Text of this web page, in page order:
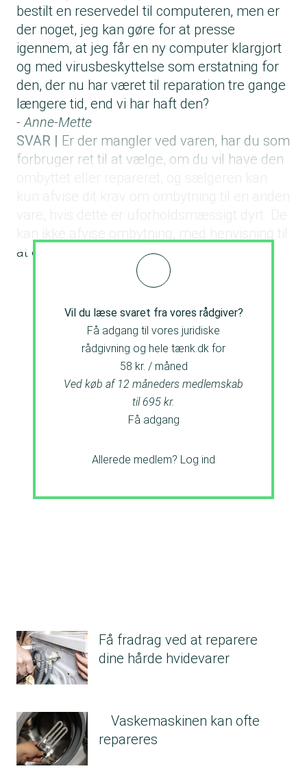
bestilt en reservedel til computeren, men er
der noget, jeg kan gøre for at presse
igennem, at jeg får en ny computer klargjort
og med virusbeskyttelse som erstatning for
den, der nu har været til reparation tre gange
længere tid, end vi har haft den?
- Anne-Mette
SVAR | Er der mangler ved varen, har du som
forbruger ret til at vælge, om du vil have den
kun afvise dit krav om ombytning til en anden
vare, hvis dette er uforholdsmæssigt dyrt. De
kan ikke afvise ombytning, med henvisning til
at emballagen er bortskaffet.
Vil du læse svaret fra vores rådgiver?
Få adgang til vores juridiske
rådgivning og hele tænk.dk for
58 kr. / måned
Ved køb af 12 måneders medlemskab
til 695 kr.
Få adgang
Allerede medlem? Log ind
Få fradrag ved at reparere
dine hårde hvidevarer
Vaskemaskinen kan ofte
repareres